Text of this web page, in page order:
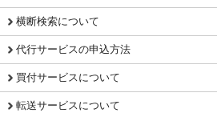
横断検索について
代行サービスの申込方法
買付サービスについて
転送サービスについて